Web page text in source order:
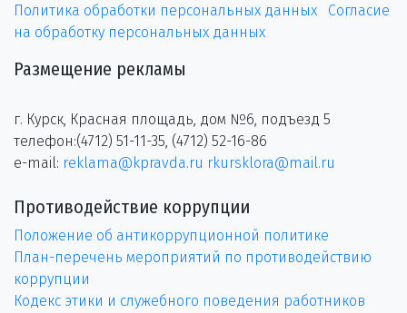
Политика обработки персональных данных
Согласие
на обработку персональных данных
Размещение рекламы
г. Курск, Красная площадь, дом №6, подъезд 5
телефон:(4712) 51-11-35, (4712) 52-16-86
e-mail: reklama@kpravda.ru rkursklora@mail.ru
Противодействие коррупции
Положение об антикоррупционной политике
План-перечень мероприятий по противодействию
коррупции
Кодекс этики и служебного поведения работников